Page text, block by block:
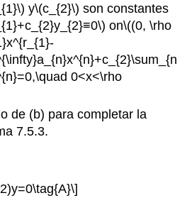
y\(c_{2}\) son constantes
on\((0, \rho
0<x<\rho
de (b) para completar la
7.5.3.